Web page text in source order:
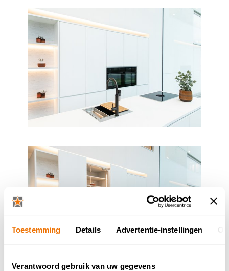
Toestemming Details Advertentie-instellingen
Verantwoord gebruik van uw gegevens